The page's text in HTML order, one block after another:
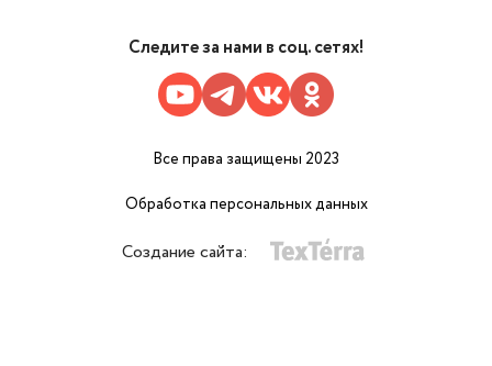
Следите за нами в соц. сетях!
Все права защищены 2023
Обработка персональных данных
Создание сайта: